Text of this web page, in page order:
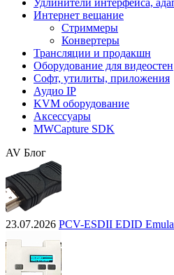
Интернет вещание
Стриммеры
Конвертеры
Трансляции и продакшн
Оборудование для видеостен
Софт, утилиты, приложения
Аудио IP
KVM оборудование
Аксессуары
MWCapture SDK
AV Блог
23.07.2026 PCV-ESDII EDID